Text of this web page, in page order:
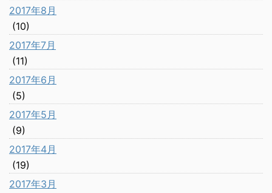
2017年8月
(10)
2017年7月
(11)
2017年6月
(5)
2017年5月
(9)
2017年4月
(19)
2017年3月